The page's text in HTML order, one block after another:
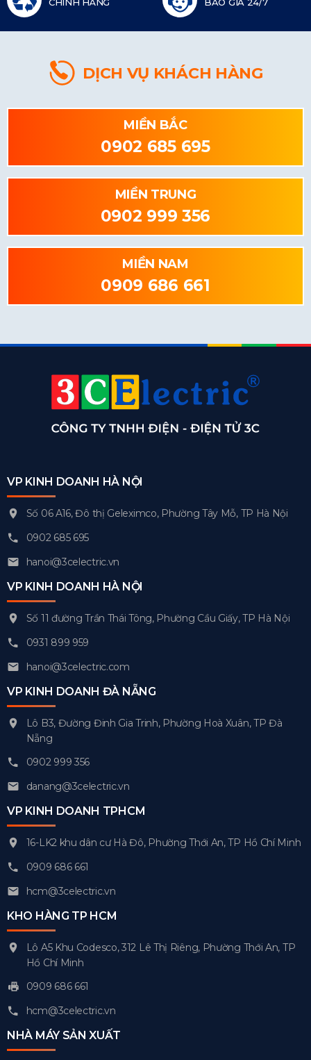
DỊCH VỤ KHÁCH HÀNG
MIỀN BẮC
0902 685 695
MIỀN TRUNG
0902 999 356
MIỀN NAM
0909 686 661
VP KINH DOANH HÀ NỘI
Số 06 A16, Đô thị Geleximco, Phường Tây Mỗ, TP Hà Nội
0902 685 695
hanoi@3celectric.vn
VP KINH DOANH HÀ NỘI
Số 11 đường Trần Thái Tông, Phường Cầu Giấy, TP Hà Nội
0931 899 959
hanoi@3celectric.com
VP KINH DOANH ĐÀ NẴNG
Lô B3, Đường Đinh Gia Trinh, Phường Hoà Xuân, TP Đà
Nẵng
0902 999 356
danang@3celectric.vn
VP KINH DOANH TPHCM
16-LK2 khu dân cư Hà Đô, Phường Thới An, TP Hồ Chí Minh
0909 686 661
hcm@3celectric.vn
KHO HÀNG TP HCM
Lô A5 Khu Codesco, 312 Lê Thị Riêng, Phường Thới An, TP
Hồ Chí Minh
0909 686 661
hcm@3celectric.vn
NHÀ MÁY SẢN XUẤT